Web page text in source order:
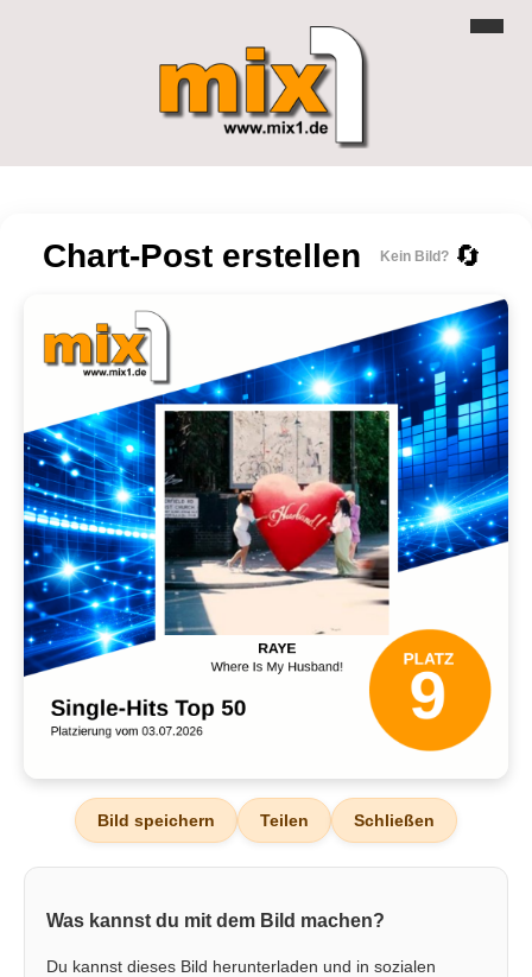
Chart-Post erstellen Kein Bild? 🔄
Bild speichern Teilen Schließen
Was kannst du mit dem Bild machen?
Du kannst dieses Bild herunterladen und in sozialen